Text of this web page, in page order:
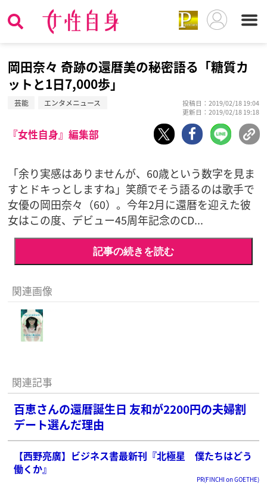
岡田奈々 奇跡の還暦美の秘密語る「糖質カ
ットと1日7,000歩」
芸能 エンタメニュース
投稿日：2019/02/18 19:04
更新日：2019/02/18 19:18
『女性自身』編集部
「余り実感はありませんが、60歳という数字を見ま
すとドキっとしますね」笑顔でそう語るのは歌手で
女優の岡田奈々（60）。今年2月に還暦を迎えた彼
女はこの度、デビュー45周年記念のCD...
記事の続きを読む
関連画像
関連記事
百恵さんの還暦誕生日 友和が2200円の夫婦割
デート選んだ理由
【西野亮廣】ビジネス書最新刊『北極星 僕たちはどう
働くか』
PR(FINCHI on GOETHE)